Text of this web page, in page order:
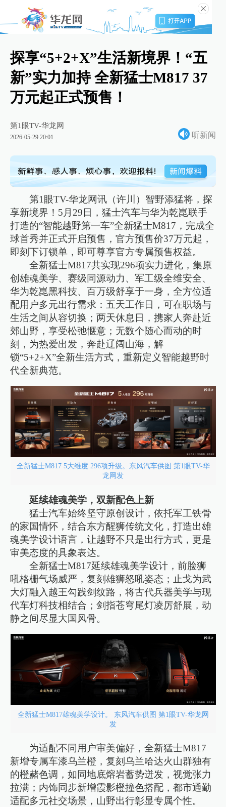
探享“5+2+X”生活新境界！“五
新”实力加持 全新猛士M817 37
万元起正式预售！
第1眼TV-华龙网
2026-05-29 20:01 听新闻
第1眼TV-华龙网讯（许川）智野添猛将，探
享新境界！5月29日，猛士汽车与华为乾崑联手
打造的“智能越野第一车”全新猛士M817，完成全
球首秀并正式开启预售，官方预售价37万元起，
即刻下订锁单，即可尊享官方专属预售权益。
全新猛士M817共实现296项实力进化，集原
创雄魂美学、赛级同源动力、军工级全维安全、
华为乾崑黑科技、百万级舒享于一身，全方位适
配用户多元出行需求：五天工作日，可在职场与
生活之间从容切换；两天休息日，携家人奔赴近
郊山野，享受松弛惬意；无数个随心而动的时
刻，为热爱出发，奔赴辽阔山海，解
锁“5+2+X”全新生活方式，重新定义智能越野时
代全新典范。
全新猛士M817 5大维度 296项升级。东风汽车供图 第1眼TV-华
龙网发
延续雄魂美学，双新配色上新
猛士汽车始终坚守原创设计，依托军工铁骨
的家国情怀，结合东方醒狮传统文化，打造出雄
魂美学设计语言，让越野不只是出行方式，更是
审美态度的具象表达。
全新猛士M817延续雄魂美学设计，前脸狮
吼格栅气场威严，复刻雄狮怒吼姿态；止戈为武
大灯融入越王勾践剑纹路，将古代兵器美学与现
代车灯科技相结合；剑指苍穹尾灯凌厉舒展，动
静之间尽显大国风骨。
全新猛士M817雄魂美学设计。 东风汽车供图 第1眼TV-华龙网
发
为适配不同用户审美偏好，全新猛士M817
新增专属车漆乌兰橙，复刻乌兰哈达火山群独有
的橙赭色调，如同地底熔岩蓄势迸发，视觉张力
拉满；内饰同步新增霞影橙撞色搭配，都市通勤
适配多元社交场景，山野出行彰显专属个性。